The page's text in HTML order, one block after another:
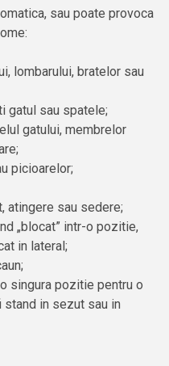
sau poate provoca
lombarului, bratelor sau
gatul sau spatele;
gatului, membrelor
picioarelor;
atingere sau sedere;
„blocat” intr-o pozitie,
in lateral;
singura pozitie pentru o
stand in sezut sau in